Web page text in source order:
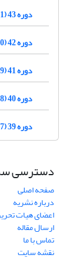
دوره 43 (1391)
دوره 42 (1390)
دوره 41 (1389)
دوره 40 (1388)
دوره 39 (1387)
دسترسی
صفحه اصلی
درباره نشریه
اعضای هیات
ارسال مقاله
تماس با ما
نقشه سایت